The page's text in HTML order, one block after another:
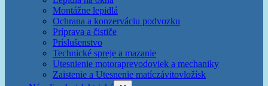
Montážne lepidlá
Ochrana a konzerváciu podvozku
Príprava a čističe
Príslušenstvo
Technické spreje a mazanie
Utesnienie motoraprevodoviek a mechaniky
Zaistenie a Utesnenie matíczávitovložísk